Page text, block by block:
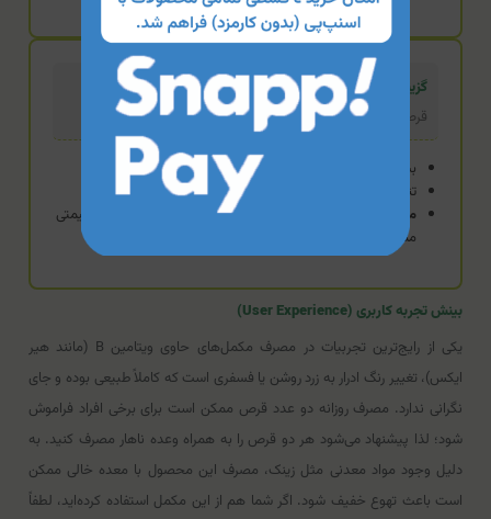
گزینه اقتصادی (محصول فعلی)
قرص هیر ایکس آقایان ویواتیون
بسته‌بندی ۶۰ عددی
تنوع بالای اسیدهای آمینه
مزیت:
ارائه یک پروفایل کامل از ویتامین‌ها و املاح ضروری با قیمتی
منطقی و ارزش خرید بالا برای مصرف روزانه یک‌ماهه.
بینش تجربه کاربری (User Experience)
یکی از رایج‌ترین تجربیات در مصرف مکمل‌های حاوی ویتامین B (مانند هیر
ایکس)، تغییر رنگ ادرار به زرد روشن یا فسفری است که کاملاً طبیعی بوده و جای
نگرانی ندارد. مصرف روزانه دو عدد قرص ممکن است برای برخی افراد فراموش
شود؛ لذا پیشنهاد می‌شود هر دو قرص را به همراه وعده ناهار مصرف کنید. به
دلیل وجود مواد معدنی مثل زینک، مصرف این محصول با معده خالی ممکن
است باعث تهوع خفیف شود. اگر شما هم از این مکمل استفاده کرده‌اید، لطفاً